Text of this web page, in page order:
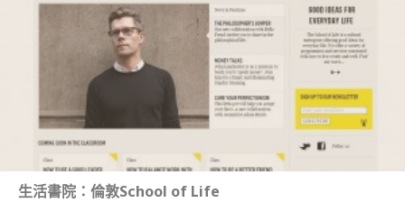
生活書院：倫敦School of Life